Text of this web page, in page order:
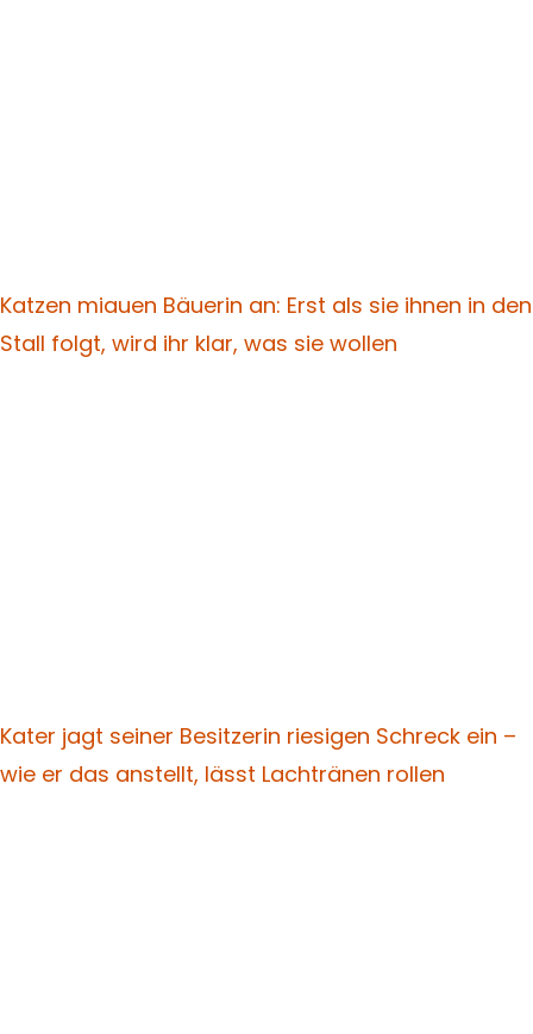
Katzen miauen Bäuerin an: Erst als sie ihnen in den
Stall folgt, wird ihr klar, was sie wollen
Kater jagt seiner Besitzerin riesigen Schreck ein –
wie er das anstellt, lässt Lachtränen rollen